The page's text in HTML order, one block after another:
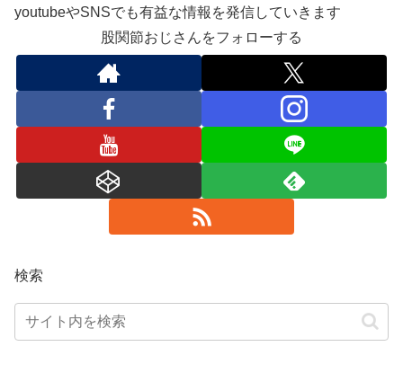
youtubeやSNSでも有益な情報を発信していきます
股関節おじさんをフォローする
検索